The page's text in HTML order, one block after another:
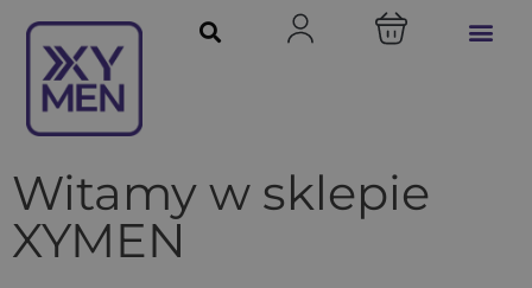
Witamy w sklepie
XYMEN